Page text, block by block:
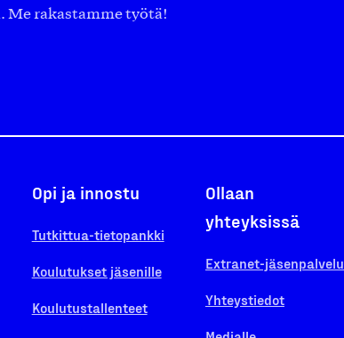
Me rakastamme työtä!
Opi ja innostu
Tutkittua-tietopankki
Koulutukset jäsenille
Koulutustallenteet
Ollaan
yhteyksissä
Extranet-jäsenpalvelu
Yhteystiedot